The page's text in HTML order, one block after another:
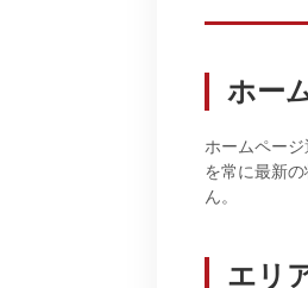
ホー
ホームペー
を常に最新
ん。
エリ